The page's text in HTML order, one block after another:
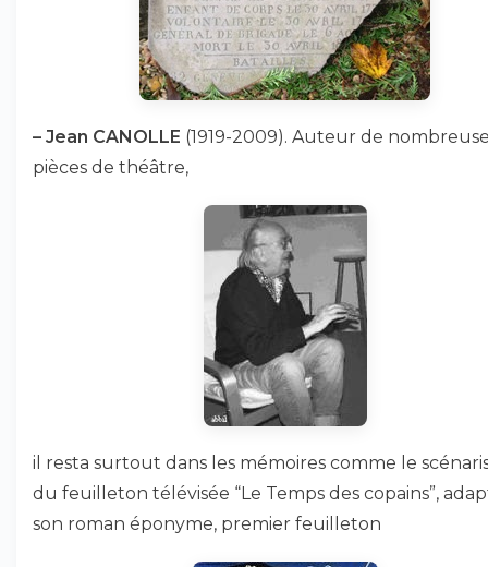
– Jean CANOLLE (1919-2009). Auteur de
pièces de théâtre,
il resta surtout dans les mémoires comme le
du feuilleton télévisée “Le Temps des copains”,
son roman éponyme, premier feuilleton